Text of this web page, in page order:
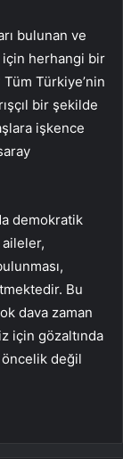
bulunan ve
herhangi bir
Tüm Türkiye’nin
bir şekilde
işkence
demokratik
Bu
dava zaman
için gözaltında
değil